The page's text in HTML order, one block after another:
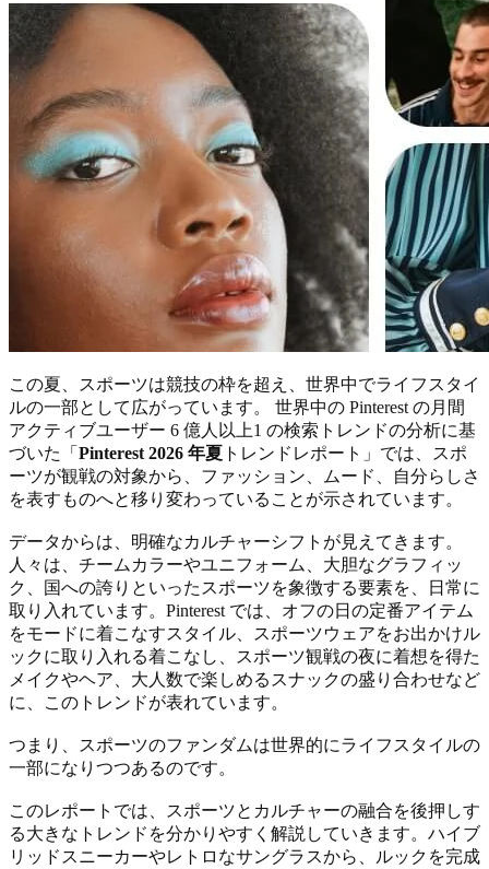
この夏、スポーツは競技の枠を超え、世界中でライフスタイ
ルの一部として広がっています。 世界中の Pinterest の月間
アクティブユーザー 6 億人以上1 の検索トレンドの分析に基
づいた「 Pinterest 2026 年夏 トレンドレポート」では、スポ
ーツが観戦の対象から、ファッション、ムード、自分らしさ
を表すものへと移り変わっていることが示されています。
データからは、明確なカルチャーシフトが見えてきます。
人々は、チームカラーやユニフォーム、大胆なグラフィッ
ク、国への誇りといったスポーツを象徴する要素を、日常に
取り入れています。Pinterest では、オフの日の定番アイテム
をモードに着こなすスタイル、スポーツウェアをお出かけル
ックに取り入れる着こなし、スポーツ観戦の夜に着想を得た
メイクやヘア、大人数で楽しめるスナックの盛り合わせなど
に、このトレンドが表れています。
つまり、スポーツのファンダムは世界的にライフスタイルの
一部になりつつあるのです。
このレポートでは、スポーツとカルチャーの融合を後押しす
る大きなトレンドを分かりやすく解説していきます。ハイブ
リッドスニーカーやレトロなサングラスから、ルックを完成